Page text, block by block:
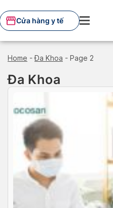
to
content
Cửa hàng y tế
Home -Đa Khoa - Page 2
Đa Khoa